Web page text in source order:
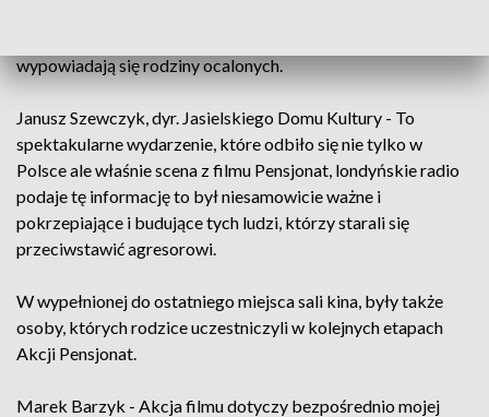
wypowiadają się rodziny ocalonych.
Janusz Szewczyk, dyr. Jasielskiego Domu Kultury - To
spektakularne wydarzenie, które odbiło się nie tylko w
Polsce ale właśnie scena z filmu Pensjonat, londyńskie radio
podaje tę informację to był niesamowicie ważne i
pokrzepiające i budujące tych ludzi, którzy starali się
przeciwstawić agresorowi.
W wypełnionej do ostatniego miejsca sali kina, były także
osoby, których rodzice uczestniczyli w kolejnych etapach
Akcji Pensjonat.
Marek Barzyk - Akcja filmu dotyczy bezpośrednio mojej